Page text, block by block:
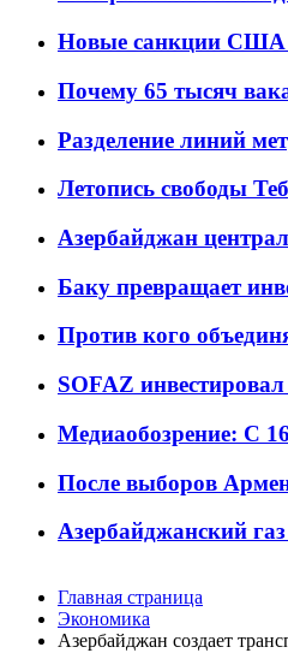
Новые санкции США
Почему 65 тысяч
Разделение линий
Летопись свободы
Азербайджан
Баку превращает
Против кого
SOFAZ
Медиаобозрение: С
После выборов
Азербайджанский
Главная страница
Экономика
Азербайджан создает